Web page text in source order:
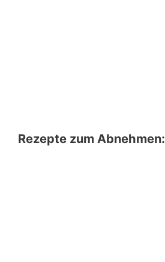
Rezepte zum Abnehmen: